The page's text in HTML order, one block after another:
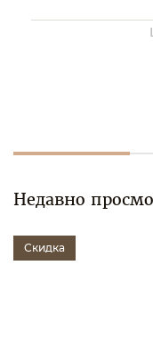
Недавно
Скидка